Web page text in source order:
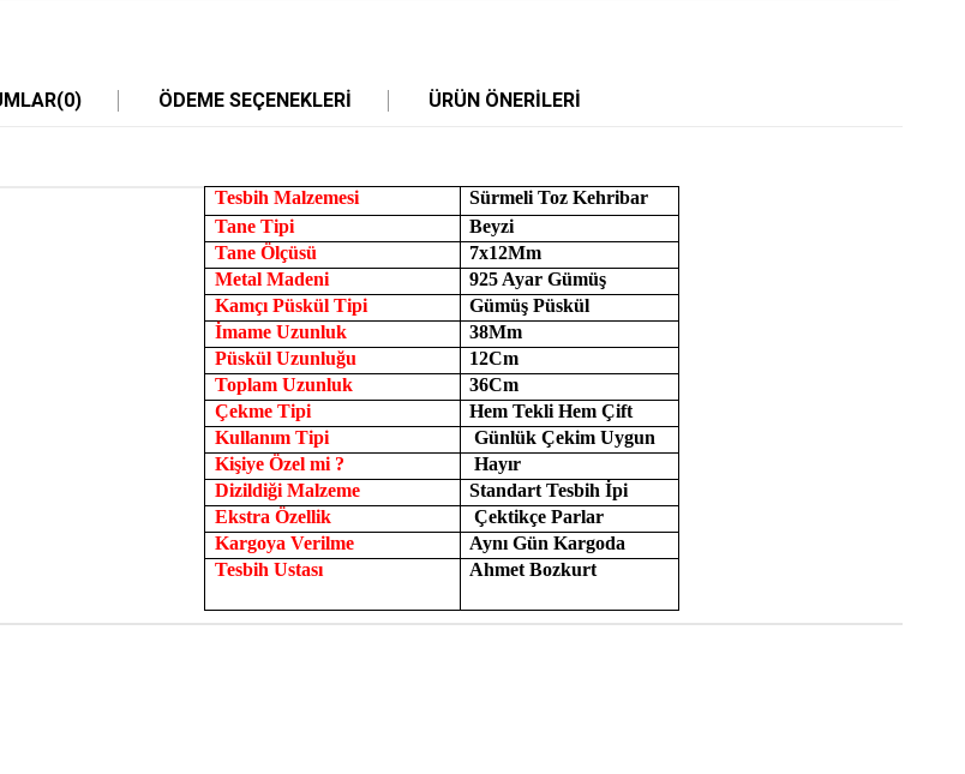
(0) ÖDEME SEÇENEKLERI ÜRÜN ÖNERILERI
Tesbih Malzemesi
Sürmeli Toz Kehribar
Tane Tipi
Beyzi
Tane Ölçüsü
7x12Mm
Metal Madeni
925 Ayar Gümüş
Kamçı Püskül Tipi
Gümüş Püskül
İmame Uzunluk
38Mm
Püskül Uzunluğu
12Cm
Toplam Uzunluk
36Cm
Çekme Tipi
Hem Tekli Hem Çift
Kullanım Tipi
Günlük Çekim Uygun
Kişiye Özel mi ?
Hayır
Dizildiği Malzeme
Standart Tesbih İpi
Ekstra Özellik
Çektikçe Parlar
Kargoya Verilme
Aynı Gün Kargoda
Tesbih Ustası
Ahmet Bozkurt